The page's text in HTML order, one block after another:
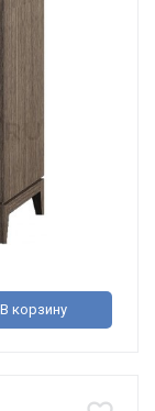
В корзину